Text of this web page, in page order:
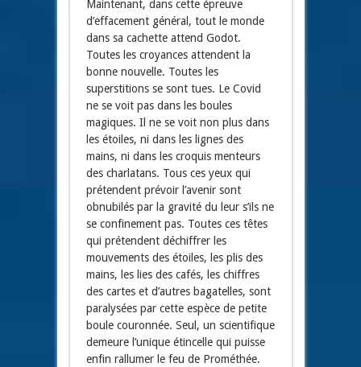
Maintenant, dans cette épreuve
d’effacement général, tout le monde
dans sa cachette attend Godot.
Toutes les croyances attendent la
bonne nouvelle. Toutes les
superstitions se sont tues. Le Covid
ne se voit pas dans les boules
magiques. Il ne se voit non plus dans
les étoiles, ni dans les lignes des
mains, ni dans les croquis menteurs
des charlatans. Tous ces yeux qui
prétendent prévoir l’avenir sont
obnubilés par la gravité du leur s’ils ne
se confinement pas. Toutes ces têtes
qui prétendent déchiffrer les
mouvements des étoiles, les plis des
mains, les lies des cafés, les chiffres
des cartes et d’autres bagatelles, sont
paralysées par cette espèce de petite
boule couronnée. Seul, un scientifique
demeure l’unique étincelle qui puisse
enfin rallumer le feu de Prométhée.